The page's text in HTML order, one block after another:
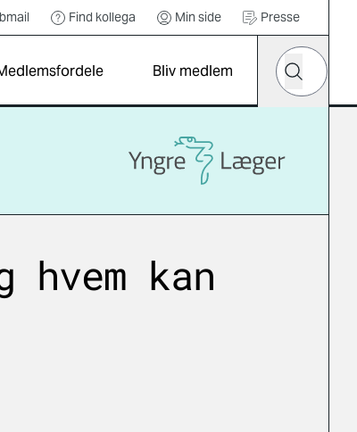
Find kollega Min side Presse
Bliv medlem
Hvad leder
Søg
kan